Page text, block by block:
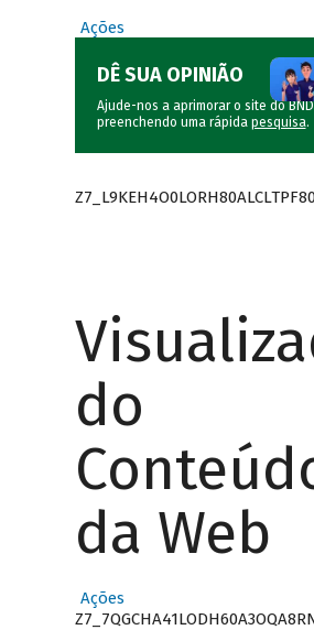
Ações
DÊ SUA OPINIÃO
Ajude-nos a aprimorar o site do
preenchendo uma rápida pesquisa.
do
da Web
Ações